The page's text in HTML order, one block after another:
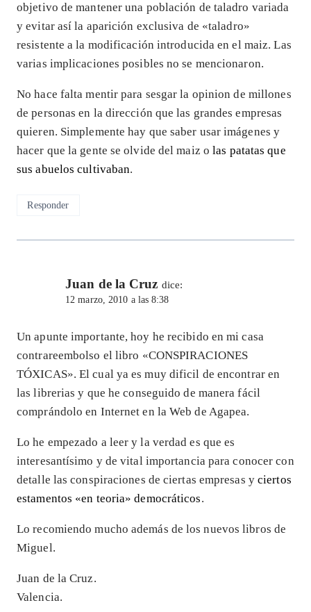
objetivo de mantener una población de taladro variada
y evitar así la aparición exclusiva de «taladro»
resistente a la modificación introducida en el maiz. Las
varias implicaciones posibles no se mencionaron.
No hace falta mentir para sesgar la opinion de millones
de personas en la dirección que las grandes empresas
quieren. Simplemente hay que saber usar imágenes y
hacer que la gente se olvide del maiz olas patatas que
sus abuelos cultivaban.
Responder
Juan de la Cruz dice:
12 marzo, 2010 a las 8:38
Un apunte importante, hoy he recibido en mi casa
contrareembolso el libro «CONSPIRACIONES
TÓXICAS». El cual ya es muy dificil de encontrar en
las librerias y que he conseguido de manera fácil
comprándolo en Internet en la Web de Agapea.
Lo he empezado a leer y la verdad es que es
interesantísimo y de vital importancia para conocer con
detalle las conspiraciones de ciertas empresas y ciertos
estamentos «en teoria» democráticos.
Lo recomiendo mucho además de los nuevos libros de
Miguel.
Juan de la Cruz.
Valencia.